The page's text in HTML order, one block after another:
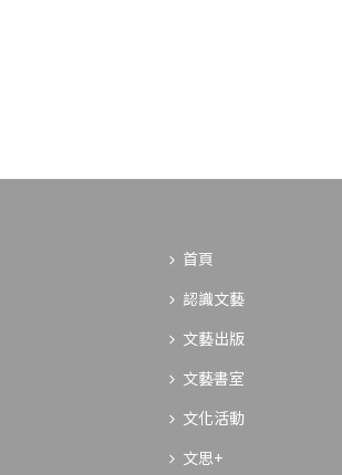
首頁
認識文藝
文藝出版
文藝書室
文化活動
文思+